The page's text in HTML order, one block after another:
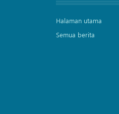
Halaman utama
Semua berita